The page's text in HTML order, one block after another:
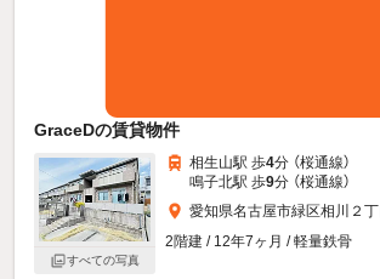
GraceDの賃貸物件
すべての写真
相生山駅 歩4分 （桜通線）
鳴子北駅 歩9分 （桜通線）
愛知県名古屋市緑区相川２丁
2階建 / 12年7ヶ月 / 軽量鉄骨